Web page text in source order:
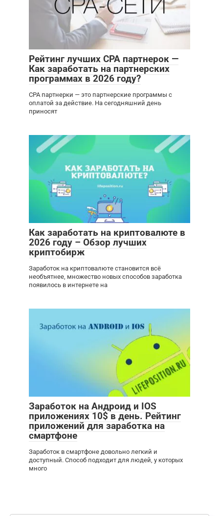
Рейтинг лучших CPA партнерок —
Как заработать на партнерских
программах в 2026 году?
CPA партнерки — это партнерские программы с
оплатой за действие. На сегодняшний день
приносят
Как заработать на криптовалюте в
2026 году – Обзор лучших
криптобирж
Заработок на криптовалюте становится всё
необъятнее, множество новых способов заработка
появилось в интернете на
Заработок на Андроид и IOS
приложениях 10$ в день. Рейтинг
приложений для заработка на
смартфоне
Заработок в смартфоне довольно легкий и
доступный. Способ подходит для людей, у которых
много